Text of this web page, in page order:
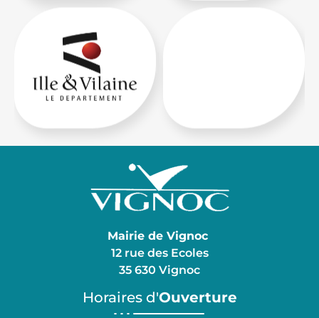
Mairie de Vignoc
12 rue des Ecoles
35 630 Vignoc
Horaires d'Ouverture